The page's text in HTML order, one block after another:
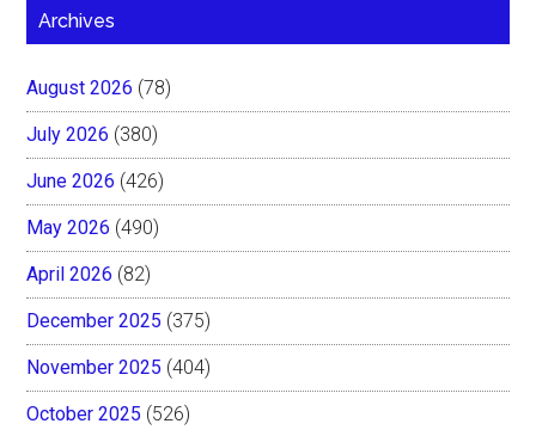
Archives
August 2026 (78)
July 2026 (380)
June 2026 (426)
May 2026 (490)
April 2026 (82)
December 2025 (375)
November 2025 (404)
October 2025 (526)